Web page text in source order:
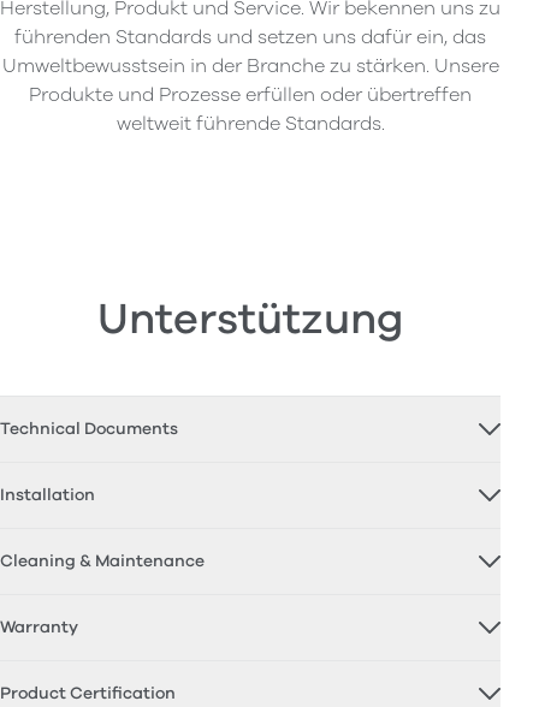
Herstellung, Produkt und Service. Wir bekennen uns zu
führenden Standards und setzen uns dafür ein, das
Umweltbewusstsein in der Branche zu stärken. Unsere
Produkte und Prozesse erfüllen oder übertreffen
weltweit führende Standards.
Unterstützung
Technical Documents
Installation
Cleaning & Maintenance
Warranty
Product Certification